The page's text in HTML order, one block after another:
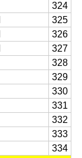
324
325
326
327
328
329
330
331
332
333
334